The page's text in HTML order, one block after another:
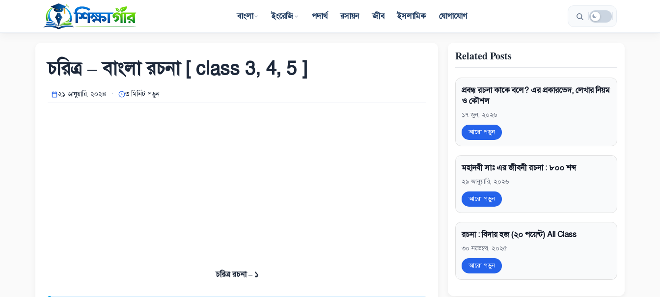
content
বাংলা ইংরেজি পদার্থ রসায়ন জীব ইসলামিক যোগাযোগ
চরিত্র – বাংলা রচনা [ class 3, 4, 5 ]
২১ জানুয়ারি, ২০২৪ ৩ মিনিট পড়ুন
চরিত্র রচনা – ১
Related Posts
প্রবন্ধ রচনা কাকে বলে? এর প্রকারভেদ, লেখার নিয়ম
ও কৌশল
১৭ জুন, ২০২৬
আরো পড়ুন
মহানবী সাঃ এর জীবনী রচনা : ৮০০ শব্দ
২৯ জানুয়ারি, ২০২৬
আরো পড়ুন
রচনা : বিদায় হজ (২০ পয়েন্ট) All Class
৩০ নভেম্বর, ২০২৫
আরো পড়ুন